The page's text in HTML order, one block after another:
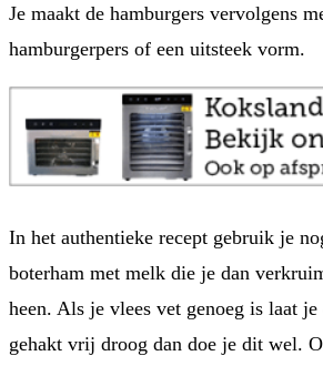
Je maakt de hamburgers vervolgens
hamburgerpers of een uitsteek vorm.
In het authentieke recept gebruik je
boterham met melk die je dan
heen. Als je vlees vet genoeg is laat
gehakt vrij droog dan doe je dit wel.